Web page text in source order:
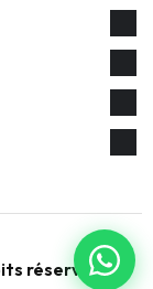
réservés.